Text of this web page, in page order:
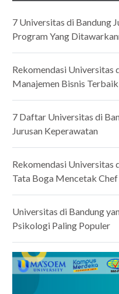
7 Universitas di Bandung
Program Yang
Rekomendasi Universitas
Manajemen Bisnis Terbaik
7 Daftar Universitas di
Jurusan Keperawatan
Rekomendasi Universitas
Tata Boga Mencetak
Universitas di Bandung
Psikologi Paling Populer